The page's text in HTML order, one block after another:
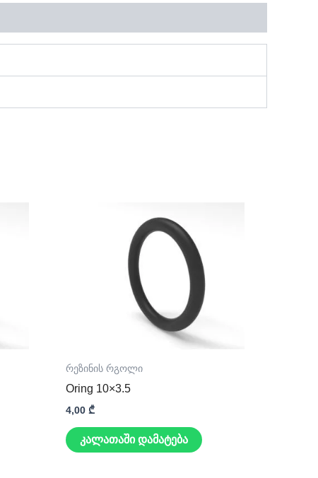
რეზინის რგოლი
Oring 10×3.5
4,00 ₾
კალათაში დამატება